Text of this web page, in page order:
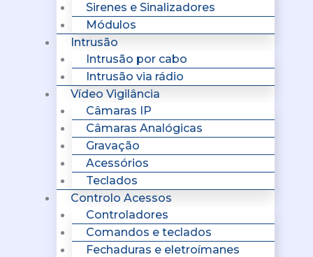
Sirenes e Sinalizadores
Módulos
Intrusão
Intrusão por cabo
Intrusão via rádio
Vídeo Vigilância
Câmaras IP
Câmaras Analógicas
Gravação
Acessórios
Teclados
Controlo Acessos
Controladores
Comandos e teclados
Fechaduras e eletroímanes